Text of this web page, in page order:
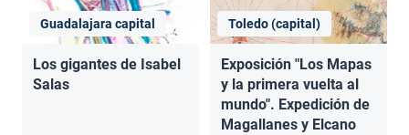
Guadalajara capital
Los gigantes de Isabel
Salas
Toledo (capital)
Exposición "Los Mapas
y la primera vuelta al
mundo". Expedición de
Magallanes y Elcano